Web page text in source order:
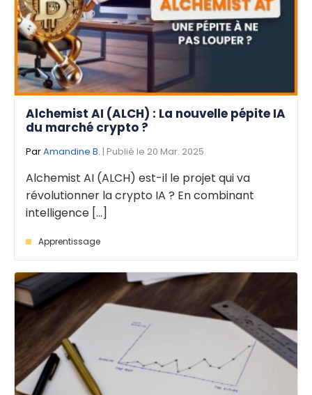
Alchemist AI (ALCH) : La nouvelle pépite IA
du marché crypto ?
ParAmandine B. | Publié le 20 Mar. 2025
Alchemist AI (ALCH) est-il le projet qui va
révolutionner la crypto IA ? En combinant
intelligence [...]
Apprentissage